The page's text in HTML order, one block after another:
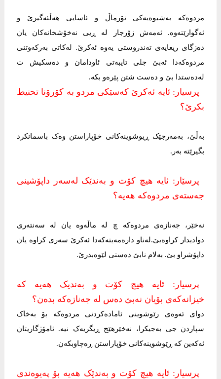
مردوەکە بەشیوەیەکی نۆرماڵ و ئاسایی هەڵئەگیرێ و
ئەگوارێتەوە. ئەمەش زۆرجار لە ڕیی نەخۆشخانەکان یان
دەزگای ریعایەی تەندروستی یەوە ئەکرێ. لەکاتی بەرکەوتنی
مردوەکەدا ئەبێ جلی تایبەتی ئاودامان و دەسکیش ت
لەدەستدا بێ و دەست شتن پێرەو بکە.
پرسیار: ئایە ئەکرێ کەسێکی مردو بە کۆرۆنا تحنیط
بکرێ؟
بەڵێ، بەمەرجێک ڕیوشوینەکانی خۆپاراستن وەک باسمانکرد
بگیرێتە بەر.
پرسێار: ئایە هیچ کۆت و بەندێک لەسەر داپۆشینی
جەستەی مردوەکە هەیە؟
نەخێر، جەنازەی مردوەکە چ لە ماڵەوە یان لە سەنتەری
دوادیدار کراوەبێ.لەناو دارەمەیتەکەدا ئەکرێ سەری کراوە یان
داپۆشراو بێ. بەلام نابێ دەستی لێوەبدرێ.
پرسیار: ئایە هیچ کۆت و بەندیک هەیە کە
خیزانەکەی بۆیان نەبێ دەس لە جەنازەکە بدەن؟
دوای ئەوەی رێوشوینی ئامادەکردنی مردوەکە بۆ بەخاک
سپاردن جی بەجیکرا، نەخێرهێج ڕیگریەک نیە. ئامۆژگاریتان
ئەکەین کە ڕێوشوینەکانی خۆپاراستن ڕەچاوبکەن.
پرسیار: ئایە هیچ کۆت و بەندێک هەیە بۆ پەیوەندی